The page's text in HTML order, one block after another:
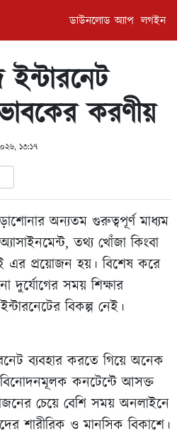
ডাউনলোড অ্যাপ লগইন
করণীয়
১৩:১৭
অন্যতম গুরুত্বপূর্ণ মাধ্যম
তথ্য খোঁজা কিংবা
এর প্রয়োজন হয়। বিশেষ করে
দুর্যোগের সময় শিক্ষার
বিকল্প নেই।
ব্যবহার করতে গিয়ে অনেক
বিনোদনমূলক কনটেন্টে আসক্ত
চেয়ে বেশি সময় অনলাইনে
শারীরিক ও মানসিক বিকাশে।